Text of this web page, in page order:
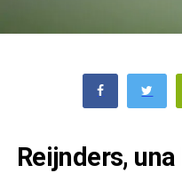
Reijnders,